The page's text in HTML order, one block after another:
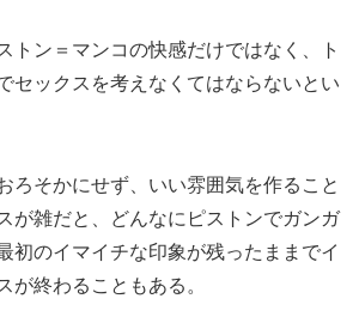
トン＝マンコの快感だけではなく、ト
セックスを考えなくてはならないとい
ろそかにせず、いい雰囲気を作ること
が雑だと、どんなにピストンでガンガ
初のイマイチな印象が残ったままでイ
が終わることもある。